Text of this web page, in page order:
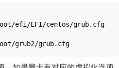
/efi /EFI/centos/grub.cfg
/grub2/grub.cfg